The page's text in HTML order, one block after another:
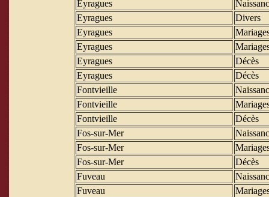
Eyragues
Eyragues
Divers
Eyragues
Eyragues
Eyragues
Décès
Eyragues
Décès
Fontvieille
Fontvieille
Fontvieille
Décès
Fos-sur-Mer
Fos-sur-Mer
Fos-sur-Mer
Décès
Fuveau
Fuveau